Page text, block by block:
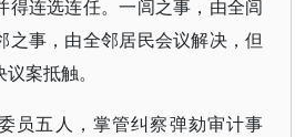
得连选连任。一闾之事，由全闾
之事，由全邻居民会议解决，但
案抵触。
员五人，掌管纠察弹劾审计事